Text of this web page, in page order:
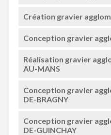
Création gravier
Conception gravier
Réalisation gravier
AU-MANS
Conception gravier
DE-BRAGNY
Conception gravier
DE-GUINCHAY